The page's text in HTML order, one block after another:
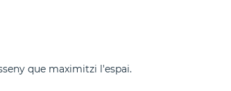
que maximitzi l'espai.